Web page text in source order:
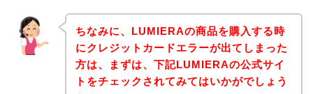
ちなみに、LUMIERAの商品を購入する時
にクレジットカードエラーが出てしまった
方は、まずは、下記LUMIERAの公式サイ
トをチェックされてみてはいかがでしょう